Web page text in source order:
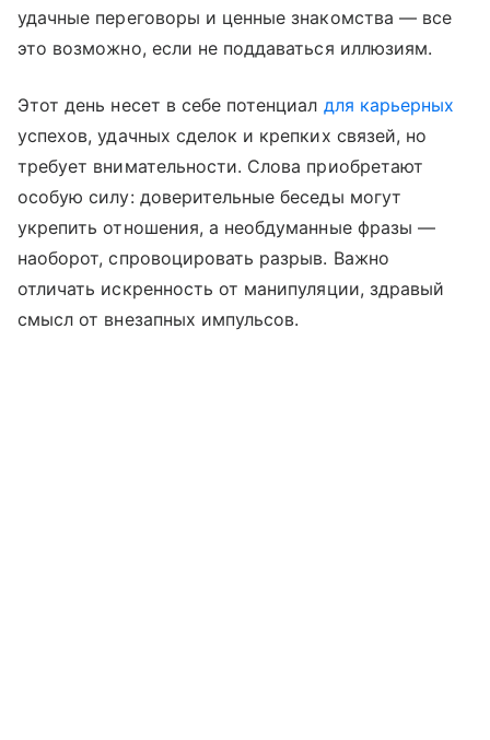
удачные переговоры и ценные знакомства — все
это возможно, если не поддаваться иллюзиям.
Этот день несет в себе потенциал для карьерных
успехов, удачных сделок и крепких связей, но
требует внимательности. Слова приобретают
особую силу: доверительные беседы могут
укрепить отношения, а необдуманные фразы —
наоборот, спровоцировать разрыв. Важно
отличать искренность от манипуляции, здравый
смысл от внезапных импульсов.